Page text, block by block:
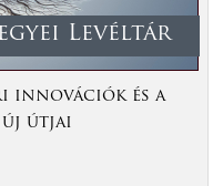
Levéltár
innovációk és a
útjai